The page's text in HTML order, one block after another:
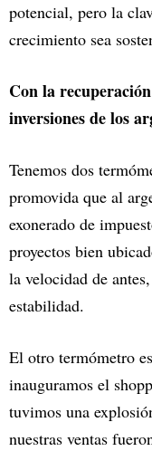
potencial, pero la
crecimiento sea
Con la
inversiones de los
Tenemos dos
promovida que al
exonerado de
proyectos bien
la velocidad de
estabilidad.
El otro termómetro
inauguramos el
tuvimos una
nuestras ventas